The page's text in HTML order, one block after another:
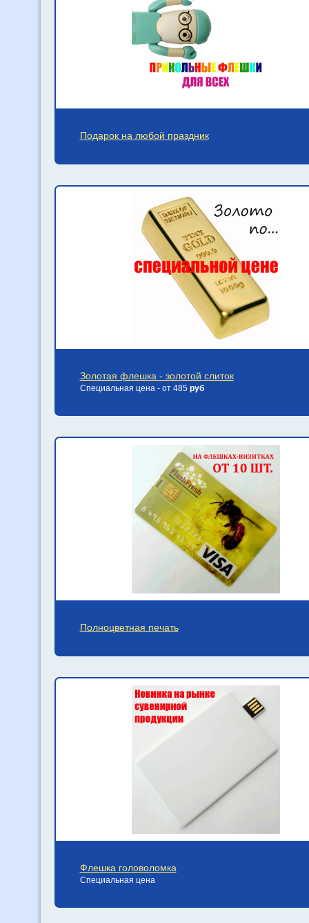
Подарок на любой праздник
Золотая флешка - золотой слиток
Специальная цена - от 485 руб
Полноцветная печать
Флешка головоломка
Специальная цена